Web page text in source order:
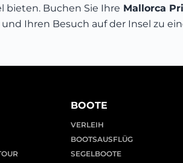
bieten. Buchen Sie Ihre Mallorca
Ihren Besuch auf der Insel zu
BOOTE
VERLEIH
BOOTSAUSFLÜG
SEGELBOOTE